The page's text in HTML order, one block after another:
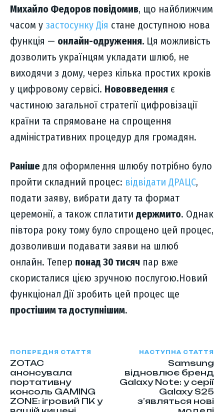
Михайло Федоров повідомив, що найближчим
часом у застосунку Дія стане доступною нова
функція — онлайн-одруження. Ця можливість
дозволить українцям укладати шлюб, не
виходячи з дому, через кілька простих кроків
у цифровому сервісі. Нововведення є
частиною загальної стратегії цифровізації
країни та спрямоване на спрощення
адміністративних процедур для громадян.
Раніше для оформлення шлюбу потрібно було
пройти складний процес: відвідати ДРАЦС,
подати заяву, вибрати дату та формат
церемонії, а також сплатити держмито. Однак
півтора року тому було спрощено цей процес,
дозволивши подавати заяви на шлюб
онлайн. Тепер понад 30 тисяч пар вже
скористалися цією зручною послугою.Новий
функціонал Дії зробить цей процес ще
простішим та доступнішим.
ПОПЕРЕДНЯ СТАТТЯ
ZOTAC
анонсувала
портативну
консоль GAMING
ZONE: ігровий ПК у
НАСТУПНА СТАТТЯ
Samsung
відновлює бренд
Galaxy Note: у серії
Galaxy S25
з’являться нові